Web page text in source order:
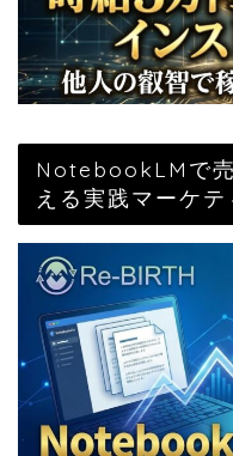
NotebookLMで
える実践マーケテ